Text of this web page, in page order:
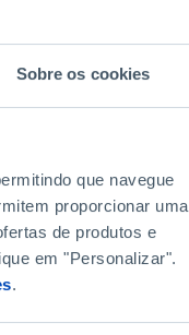
Sobre os cookies
que navegue
proporcionar uma
de produtos e
em "Personalizar".
.
ORDENAR POR